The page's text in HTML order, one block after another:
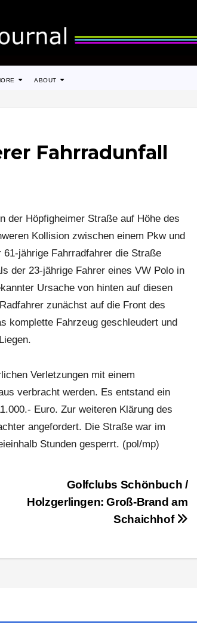
ABOUT
Fahrradunfall
der Höpfigheimer Straße auf Höhe des
Kollision zwischen einem Pkw und
jährige Fahrradfahrer die Straße
der 23-jährige Fahrer eines VW Polo in
Ursache von hinten auf diesen
zunächst auf die Front des
komplette Fahrzeug geschleudert und
Verletzungen mit einem
verbracht werden. Es entstand ein
Euro. Zur weiteren Klärung des
angefordert. Die Straße war im
Stunden gesperrt. (pol/mp)
Golfclubs Schönbuch /
Holzgerlingen: Groß-Brand am
Schaichhof